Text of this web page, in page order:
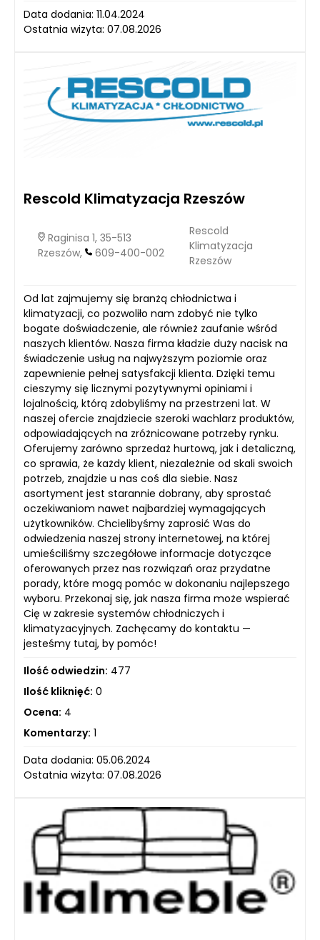
Data dodania: 11.04.2024
Ostatnia wizyta: 07.08.2026
Rescold Klimatyzacja Rzeszów
Raginisa 1, 35-513
Rzeszów,
609-400-002
Rescold
Klimatyzacja
Rzeszów
Od lat zajmujemy się branżą chłodnictwa i
klimatyzacji, co pozwoliło nam zdobyć nie tylko
bogate doświadczenie, ale również zaufanie wśród
naszych klientów. Nasza firma kładzie duży nacisk na
świadczenie usług na najwyższym poziomie oraz
zapewnienie pełnej satysfakcji klienta. Dzięki temu
cieszymy się licznymi pozytywnymi opiniami i
lojalnością, którą zdobyliśmy na przestrzeni lat. W
naszej ofercie znajdziecie szeroki wachlarz produktów,
odpowiadających na zróżnicowane potrzeby rynku.
Oferujemy zarówno sprzedaż hurtową, jak i detaliczną,
co sprawia, że każdy klient, niezależnie od skali swoich
potrzeb, znajdzie u nas coś dla siebie. Nasz
asortyment jest starannie dobrany, aby sprostać
oczekiwaniom nawet najbardziej wymagających
użytkowników. Chcielibyśmy zaprosić Was do
odwiedzenia naszej strony internetowej, na której
umieściliśmy szczegółowe informacje dotyczące
oferowanych przez nas rozwiązań oraz przydatne
porady, które mogą pomóc w dokonaniu najlepszego
wyboru. Przekonaj się, jak nasza firma może wspierać
Cię w zakresie systemów chłodniczych i
klimatyzacyjnych. Zachęcamy do kontaktu —
jesteśmy tutaj, by pomóc!
Ilość odwiedzin: 477
Ilość kliknięć: 0
Ocena: 4
Komentarzy: 1
Data dodania: 05.06.2024
Ostatnia wizyta: 07.08.2026